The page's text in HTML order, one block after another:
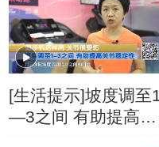
[生活提示]坡度调至1
—3之间 有助提高关